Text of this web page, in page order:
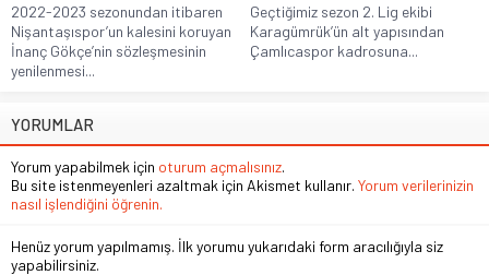
2022-2023 sezonundan itibaren
Nişantaşıspor’un kalesini koruyan
İnanç Gökçe’nin sözleşmesinin
yenilenmesi...
Geçtiğimiz sezon 2. Lig ekibi
Karagümrük’ün alt yapısından
Çamlıcaspor kadrosuna...
YORUMLAR
Yorum yapabilmek için oturum açmalısınız.
Bu site istenmeyenleri azaltmak için Akismet kullanır. Yorum verilerinizin
nasıl işlendiğini öğrenin.
Henüz yorum yapılmamış. İlk yorumu yukarıdaki form aracılığıyla siz
yapabilirsiniz.